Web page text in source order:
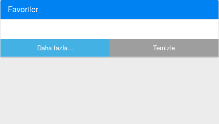
Favoriler
Daha fazla... Temizle